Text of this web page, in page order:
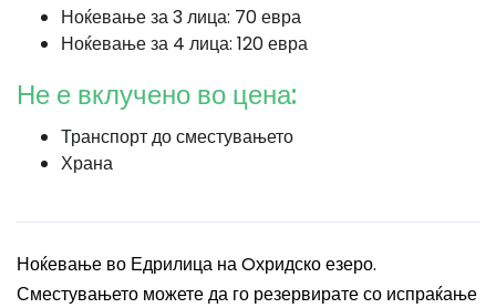
Ноќевање за 3 лица: 70 евра
Ноќевање за 4 лица: 120 евра
Не е вклучено во цена:
Транспорт до сместувањето
Храна
Ноќевање во Едрилица на Oхридско езеро.
Сместувањето можете да го резервирате со испраќање